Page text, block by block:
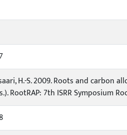
H.-S. 2009. Roots and carbon
RootRAP: 7th ISRR Symposium